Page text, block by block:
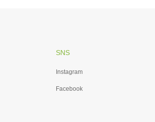
SNS
Instagram
Facebook